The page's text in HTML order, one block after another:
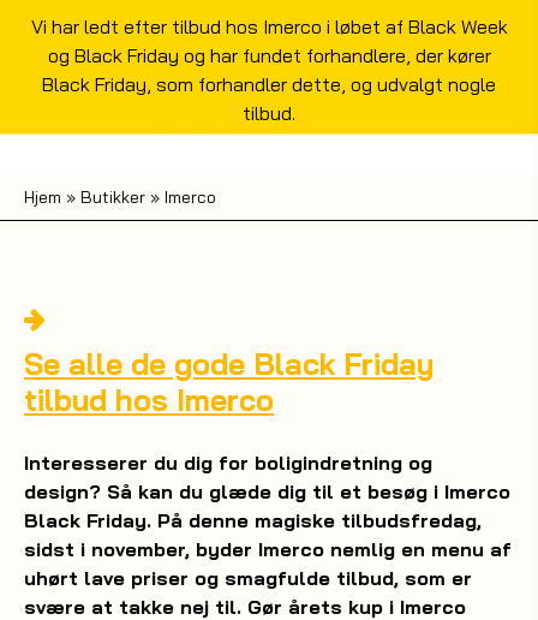
Vi har ledt efter tilbud hos Imerco i løbet af Black Week
og Black Friday og har fundet forhandlere, der kører
Black Friday, som forhandler dette, og udvalgt nogle
tilbud.
Hjem » Butikker » Imerco
Se alle de gode Black Friday
tilbud hos Imerco
Interesserer du dig for boligindretning og
design? Så kan du glæde dig til et besøg i Imerco
Black Friday. På denne magiske tilbudsfredag,
sidst i november, byder Imerco nemlig en menu af
uhørt lave priser og smagfulde tilbud, som er
svære at takke nej til. Gør årets kup i Imerco